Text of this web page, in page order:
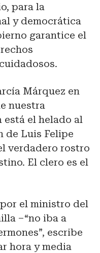
para la
y democrática
garantice el
Márquez en
nuestra
está el helado al
de Luis Felipe
verdadero rostro
El clero es el
el ministro del
–“no iba a
escribe
hora y media